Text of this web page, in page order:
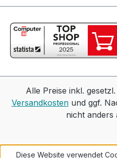
Alle Preise inkl.
Versandkostenund ggf.
nicht anders
Diese Website verwendet